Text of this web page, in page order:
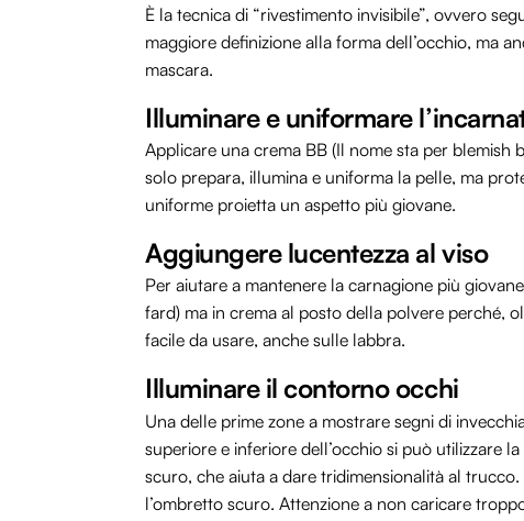
È la tecnica di “rivestimento invisibile”, ovvero
maggiore definizione alla forma dell’occhio, ma
mascara.
Illuminare e uniformare
Applicare una crema BB (Il nome sta per
solo prepara, illumina e uniforma la pelle, ma
uniforme proietta un aspetto più giovane.
Aggiungere lucentezza al viso
Per aiutare a mantenere la carnagione più
fard) ma in crema al posto della polvere perché,
facile da usare, anche sulle labbra.
Illuminare il contorno occhi
Una delle prime zone a mostrare segni di
superiore e inferiore dell’occhio si può utilizzare
scuro, che aiuta a dare tridimensionalità al
l’ombretto scuro. Attenzione a non caricare